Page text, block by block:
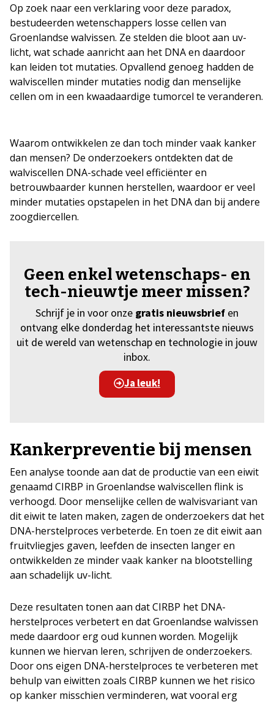
Op zoek naar een verklaring voor deze paradox,
bestudeerden wetenschappers losse cellen van
Groenlandse walvissen. Ze stelden die bloot aan uv-
licht, wat schade aanricht aan het DNA en daardoor
kan leiden tot mutaties. Opvallend genoeg hadden de
walviscellen minder mutaties nodig dan menselijke
cellen om in een kwaadaardige tumorcel te veranderen.
Waarom ontwikkelen ze dan toch minder vaak kanker
dan mensen? De onderzoekers ontdekten dat de
walviscellen DNA-schade veel efficiënter en
betrouwbaarder kunnen herstellen, waardoor er veel
minder mutaties opstapelen in het DNA dan bij andere
zoogdiercellen.
Geen enkel wetenschaps- en
tech-nieuwtje meer missen?
Schrijf je in voor onze gratis nieuwsbrief en
ontvang elke donderdag het interessantste nieuws
uit de wereld van wetenschap en technologie in jouw
inbox.
Ja leuk!
Kankerpreventie bij mensen
Een analyse toonde aan dat de productie van een eiwit
genaamd CIRBP in Groenlandse walviscellen flink is
verhoogd. Door menselijke cellen de walvisvariant van
dit eiwit te laten maken, zagen de onderzoekers dat het
DNA-herstelproces verbeterde. En toen ze dit eiwit aan
fruitvliegjes gaven, leefden de insecten langer en
ontwikkelden ze minder vaak kanker na blootstelling
aan schadelijk uv-licht.
Deze resultaten tonen aan dat CIRBP het DNA-
herstelproces verbetert en dat Groenlandse walvissen
mede daardoor erg oud kunnen worden. Mogelijk
kunnen we hiervan leren, schrijven de onderzoekers.
Door ons eigen DNA-herstelproces te verbeteren met
behulp van eiwitten zoals CIRBP kunnen we het risico
op kanker misschien verminderen, wat vooral erg